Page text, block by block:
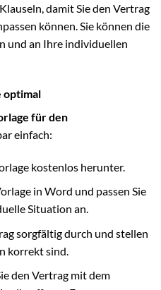
damit Sie den Vertrag
können. Sie können die
und an Ihre individuellen
optimal
für den
einfach:
kostenlos herunter.
in Word und passen Sie
Situation an.
sorgfältig durch und stellen
korrekt sind.
den Vertrag mit dem